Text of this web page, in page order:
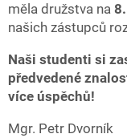
měla družstva na
našich zástupců
Naši studenti si
předvedené
více úspěchů!
Mgr. Petr Dvorník